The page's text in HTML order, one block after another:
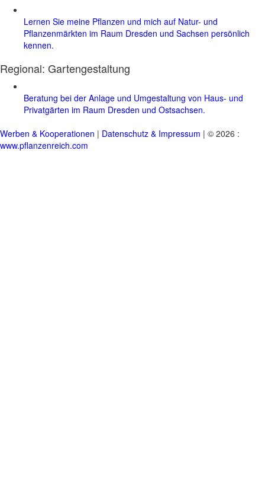
Lernen Sie meine Pflanzen und mich auf Natur- und
Pflanzenmärkten im Raum Dresden und Sachsen persönlich
kennen.
Regional: Gartengestaltung
Beratung bei der Anlage und Umgestaltung von Haus- und
Privatgärten im Raum Dresden und Ostsachsen.
Werben & Kooperationen | Datenschutz & Impressum | © 2026 :
www.pflanzenreich.com